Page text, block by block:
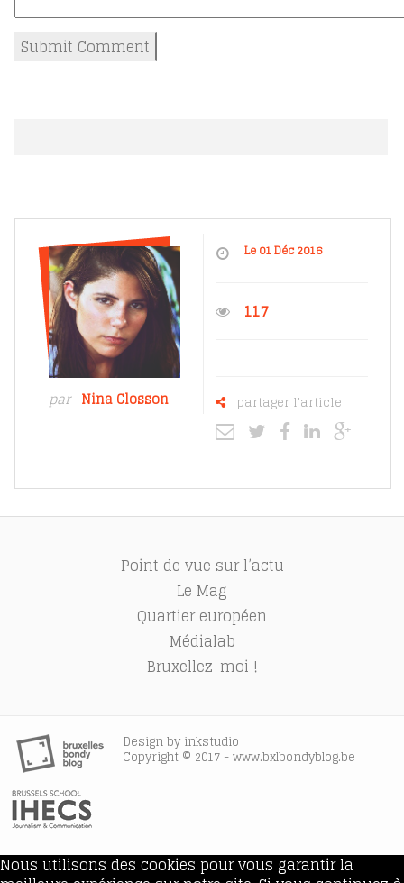
par Nina Closson
Le 01 Déc 2016
117
partager l'article
Point de vue sur l’actu
Le Mag
Quartier européen
Médialab
Bruxellez-moi !
Design by inkstudio
Copyright © 2017 - www.bxlbondyblog.be
Nous utilisons des cookies pour vous garantir la